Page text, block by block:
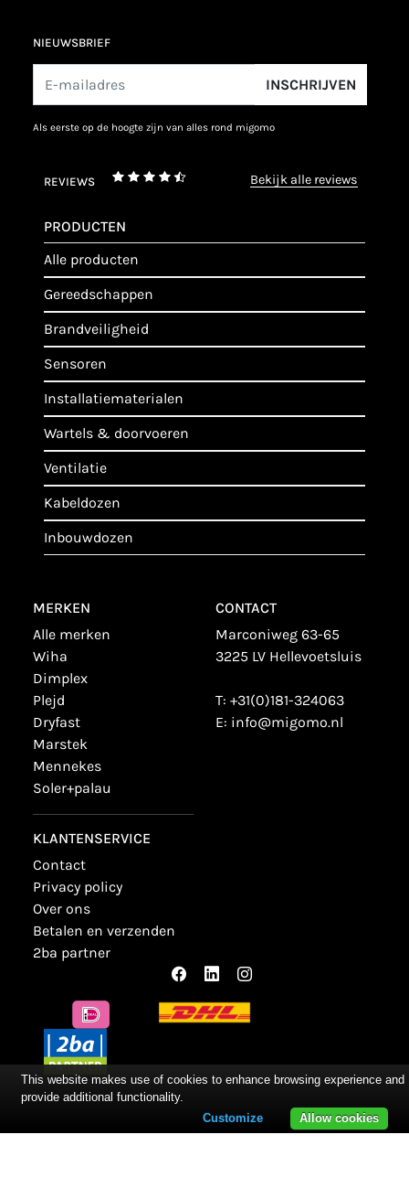
NIEUWSBRIEF
INSCHRIJVEN
als eerste op de hoogte zijn van alles rond migomo
REVIEWS bekijk alle reviews
PRODUCTEN
alle producten
gereedschappen
brandveiligheid
sensoren
installatiematerialen
wartels & doorvoeren
ventilatie
kabeldozen
inbouwdozen
MERKEN
alle merken
wiha
dimplex
plejd
dryfast
marstek
mennekes
soler+palau
KLANTENSERVICE
contact
privacy policy
over ons
betalen en verzenden
2ba partner
CONTACT
Marconiweg 63-65
3225 LV Hellevoetsluis
T: +31(0)181-324063
E: info@migomo.nl
This website makes use of cookies to enhance browsing experience and
provide additional functionality.
Allow cookies
Customize